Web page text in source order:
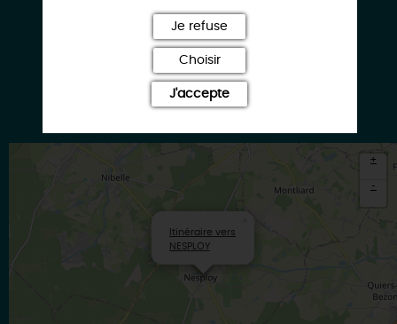
Facebook
Google
Itinéraire vers
NESPLOY
+
-
Je refuse
Choisir
J'accepte